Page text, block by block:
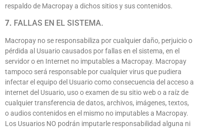
respaldo de Macropay a dichos sitios y sus contenidos.
7. FALLAS EN EL SISTEMA.
Macropay no se responsabiliza por cualquier daño, perjuicio o
pérdida al Usuario causados por fallas en el sistema, en el
servidor o en Internet no imputables a Macropay. Macropay
tampoco será responsable por cualquier virus que pudiera
infectar el equipo del Usuario como consecuencia del acceso a
internet del Usuario, uso o examen de su sitio web o a raíz de
cualquier transferencia de datos, archivos, imágenes, textos,
o audios contenidos en el mismo no imputables a Macropay.
Los Usuarios NO podrán imputarle responsabilidad alguna ni